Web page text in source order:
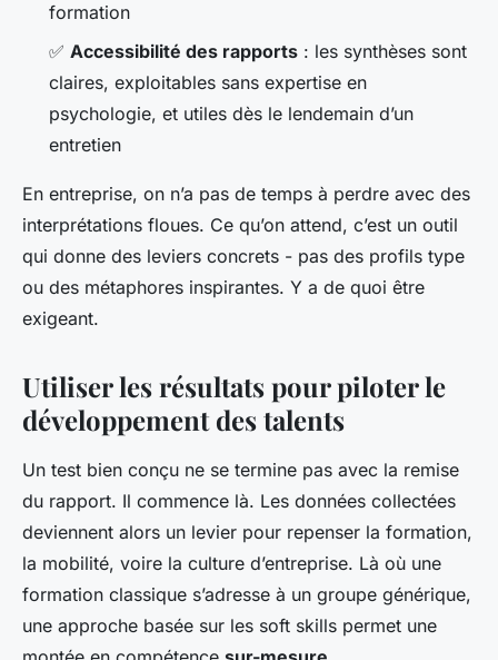
formation
✅ Accessibilité des rapports : les synthèses sont
claires, exploitables sans expertise en
psychologie, et utiles dès le lendemain d’un
entretien
En entreprise, on n’a pas de temps à perdre avec des
interprétations floues. Ce qu’on attend, c’est un outil
qui donne des leviers concrets - pas des profils type
ou des métaphores inspirantes. Y a de quoi être
exigeant.
Utiliser les résultats pour piloter le
développement des talents
Un test bien conçu ne se termine pas avec la remise
du rapport. Il commence là. Les données collectées
deviennent alors un levier pour repenser la formation,
la mobilité, voire la culture d’entreprise. Là où une
formation classique s’adresse à un groupe générique,
une approche basée sur les soft skills permet une